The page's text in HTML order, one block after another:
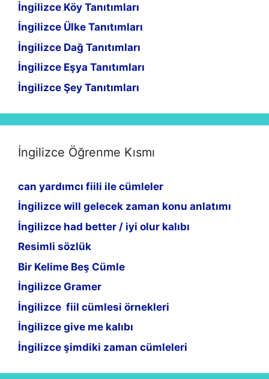
İngilizce Köy Tanıtımları
İngilizce Ülke Tanıtımları
İngilizce Dağ Tanıtımları
İngilizce Eşya Tanıtımları
İngilizce Şey Tanıtımları
İngilizce Öğrenme Kısmı
can yardımcı fiili ile cümleler
İngilizce will gelecek zaman konu anlatımı
İngilizce had better / iyi olur kalıbı
Resimli sözlük
Bir Kelime Beş Cümle
İngilizce Gramer
İngilizce fiil cümlesi örnekleri
İngilizce give me kalıbı
İngilizce şimdiki zaman cümleleri